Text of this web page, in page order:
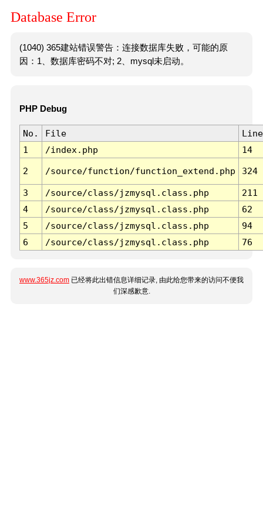
Database Error
(1040) 365建站错误警告：连接数据库失败，可能的原
因：1、数据库密码不对; 2、mysql未启动。
PHP Debug
No. File
Line
1
/index.php 14
2 /source/function/function_extend.php 324
3 /source/class/jzmysql.class.php
211
4
/source/class/jzmysql.class.php
62
5
/source/class/jzmysql.class.php
94
6
/source/class/jzmysql.class.php 76
www.365jz.com 已经将此出错信息详细记录, 由此给您带来的访问不便我
们深感歉意.